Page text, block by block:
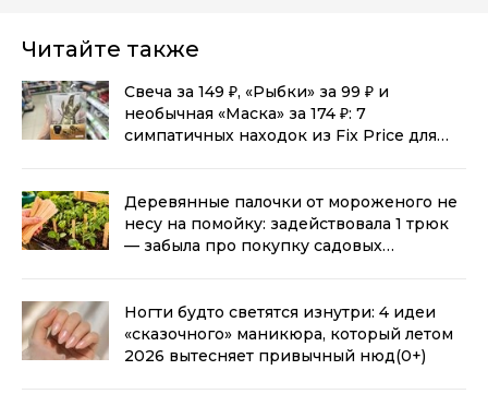
Читайте также
Свеча за 149 ₽, «Рыбки» за 99 ₽ и
необычная «Маска» за 174 ₽: 7
симпатичных находок из Fix Price для
Деревянные палочки от мороженого не
несу на помойку: задействовала 1 трюк
— забыла про покупку садовых
Ногти будто светятся изнутри: 4 идеи
«сказочного» маникюра, который летом
2026 вытесняет привычный нюд(0+)